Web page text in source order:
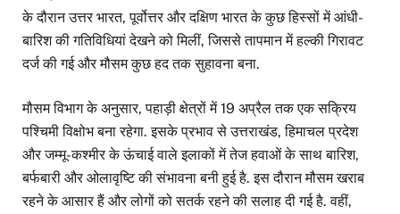
के दौरान उत्तर भारत, पूर्वोत्तर और दक्षिण भारत के कुछ हिस्सों में आंधी-
बारिश की गतिविधियां देखने को मिलीं, जिससे तापमान में हल्की गिरावट
दर्ज की गई और मौसम कुछ हद तक सुहावना बना.
मौसम विभाग के अनुसार, पहाड़ी क्षेत्रों में 19 अप्रैल तक एक सक्रिय
पश्चिमी विक्षोभ बना रहेगा. इसके प्रभाव से उत्तराखंड, हिमाचल प्रदेश
और जम्मू-कश्मीर के ऊंचाई वाले इलाकों में तेज हवाओं के साथ बारिश,
बर्फबारी और ओलावृष्टि की संभावना बनी हुई है. इस दौरान मौसम खराब
रहने के आसार हैं और लोगों को सतर्क रहने की सलाह दी गई है. वहीं,